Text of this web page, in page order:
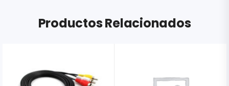
Productos Relacionados